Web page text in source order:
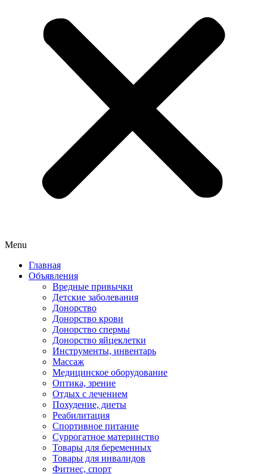
Menu
Главная
Объявления
Вредные привычки
Детские заболевания
Донорство
Донорство крови
Донорство спермы
Донорство яйцеклетки
Инструменты, инвентарь
Массаж
Медицинское оборудование
Оптика, зрение
Отдых с лечением
Похудение, диеты
Реабилитация
Спортивное питание
Суррогатное материнство
Товары для беременных
Товары для инвалидов
Фитнес, спорт